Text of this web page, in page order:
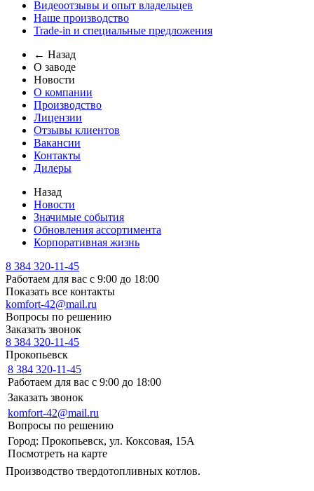
Видеоотзывы и опыт владельцев
Наше производство
Trade-in и специальные предложения
← Назад
О заводе
Новости
О компании
Производство
Лицензии
Отзывы клиентов
Вакансии
Контакты
Дилеры
Назад
Новости
Значимые события
Обновления ассортимента
Корпоративная жизнь
8 384 320-11-45
Работаем для вас с 9:00 до 18:00
Показать все контакты
komfort-42@mail.ru
Вопросы по решению
Заказать звонок
8 384 320-11-45
Прокопьевск
8 384 320-11-45
Работаем для вас с 9:00 до 18:00
Заказать звонок
komfort-42@mail.ru
Вопросы по решению
Город: Прокопьевск, ул. Коксовая, 15А
Посмотреть на карте
Производство твердотопливных котлов.